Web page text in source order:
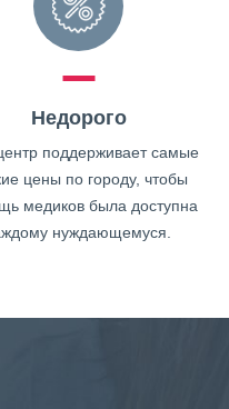
Недорого
поддерживает самые
цены по городу, чтобы
медиков была доступна
нуждающемуся.